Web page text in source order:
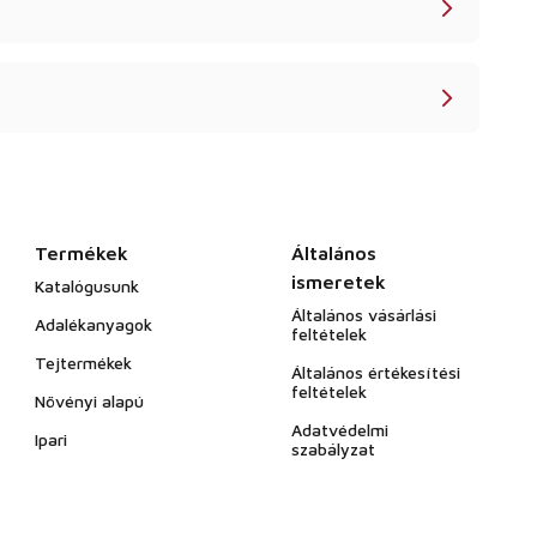
Termékek
Katalógusunk
Adalékanyagok
Tejtermékek
Növényi alapú
Ipari
Általános
ismeretek
Általános vásárlási
feltételek
Általános értékesítési
feltételek
Adatvédelmi
szabályzat